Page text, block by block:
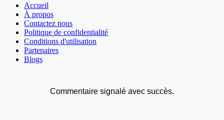
Accueil
À propos
Contactez nous
Politique de confidentialité
Conditions d'utilisation
Partenaires
Blogs
Commentaire signalé avec succès.